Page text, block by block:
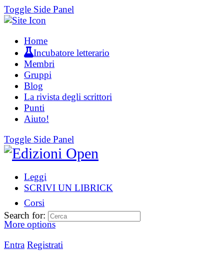
Toggle Side Panel
Home
Incubatore letterario
Membri
Gruppi
Blog
La rivista degli scrittori
Punti
Aiuto!
Toggle Side Panel
Leggi
SCRIVI UN LIBRICK
Corsi
More options
Entra Registrati
Search for: